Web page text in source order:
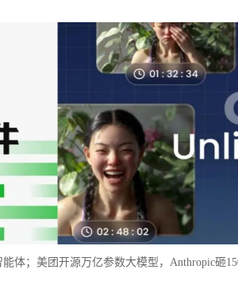
能体；美团开源万亿参数大模型，Anthropic砸